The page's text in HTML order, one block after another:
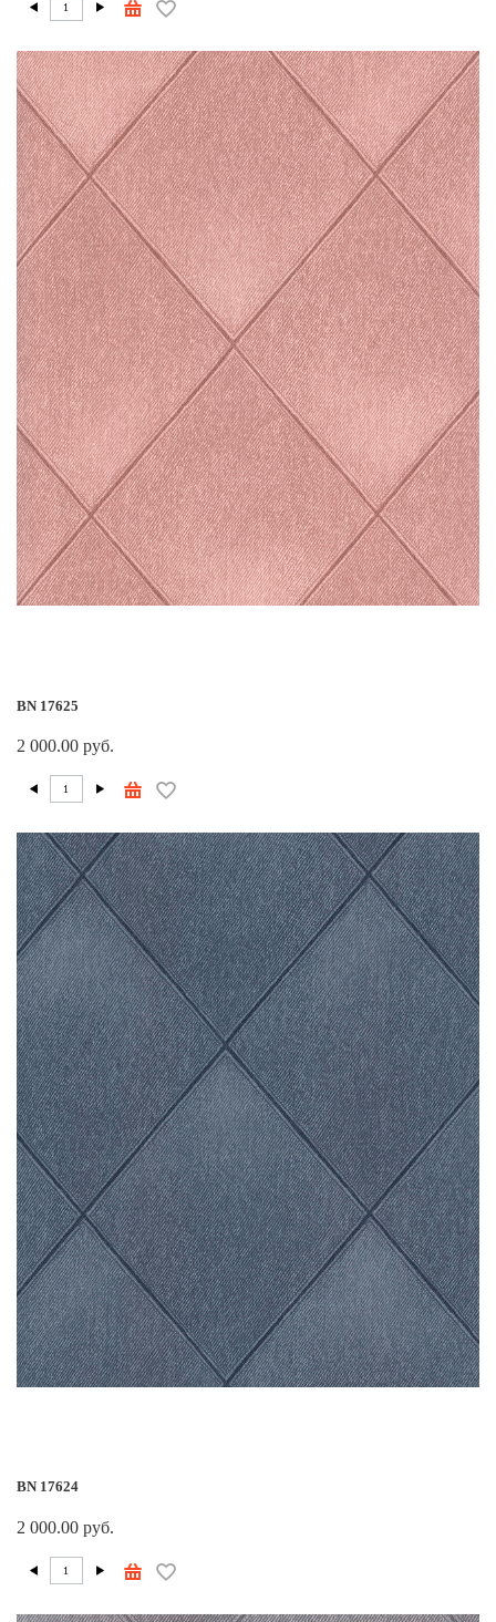
BN 17625
2 000.00 руб.
BN 17624
2 000.00 руб.